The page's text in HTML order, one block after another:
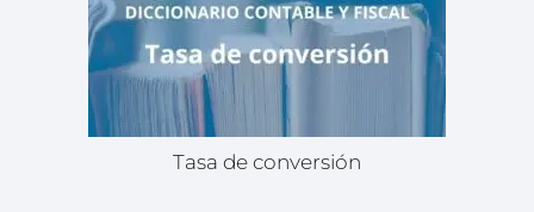
Tasa de conversión